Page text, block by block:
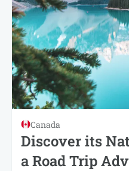
Canada
Discover its
a Road Trip